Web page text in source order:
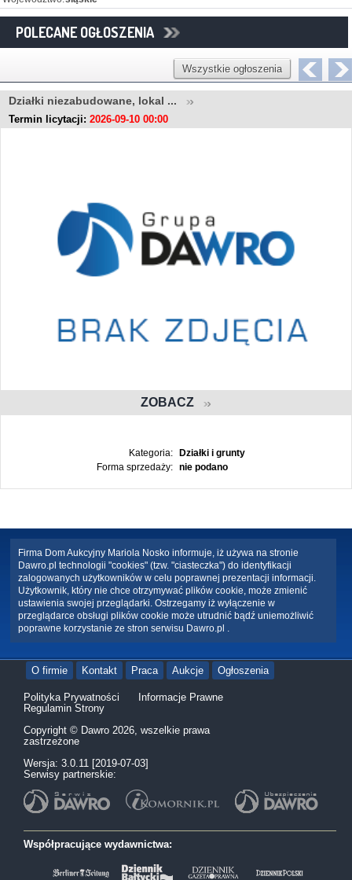
POLECANE OGŁOSZENIA
Wszystkie ogłoszenia
Działki niezabudowane, lokal ...
Termin licytacji: 2026-09-10 00:00
ZOBACZ
Kategoria:
Działki i grunty
Forma sprzedaży:
nie podano
Firma Dom Aukcyjny Mariola Nosko informuje, iż używa na stronie
Dawro.pl technologii "cookies" (tzw. "ciasteczka") do identyfikacji
zalogowanych użytkowników w celu poprawnej prezentacji informacji.
Użytkownik, który nie chce otrzymywać plików cookie, może zmienić
ustawienia swojej przeglądarki. Ostrzegamy iż wyłączenie w
przeglądarce obsługi plików cookie może utrudnić bądź uniemożliwić
poprawne korzystanie ze stron serwisu Dawro.pl .
O firmie Kontakt Praca Aukcje Ogłoszenia
Polityka Prywatności
Informacje Prawne
Regulamin Strony
Copyright © Dawro 2026, wszelkie prawa
zastrzeżone
Wersja: 3.0.11 [2019-07-03]
Serwisy partnerskie:
Współpracujące wydawnictwa: